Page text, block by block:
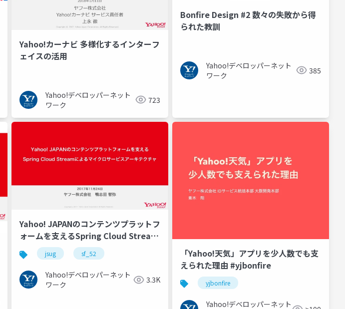
Yahoo!カーナビ 多様化するインターフ
ェイスの活用
Yahoo!デベロッパーネット
ワーク
723
Bonfire Design #2 数々の失敗から得
られた教訓
Yahoo!デベロッパーネット
ワーク
385
Yahoo! JAPANのコンテンツプラットフ
ォームを支えるSpring Cloud Stream
によるマイクロサービスアーキテクチ
ャ #jsug #sf_52
jsug sf_52
Yahoo!デベロッパーネット
ワーク
3.3K
「Yahoo!天気」アプリを少人数でも支
えられた理由 #yjbonfire
yjbonfire
Yahoo!デベロッパーネット